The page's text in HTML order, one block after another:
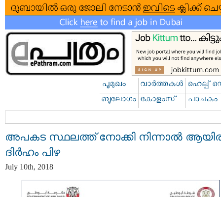
അപകട സ്ഥലത്ത് നോക്കി നിന്നാല്‍
ദിർഹം പിഴ
July 10th, 2018